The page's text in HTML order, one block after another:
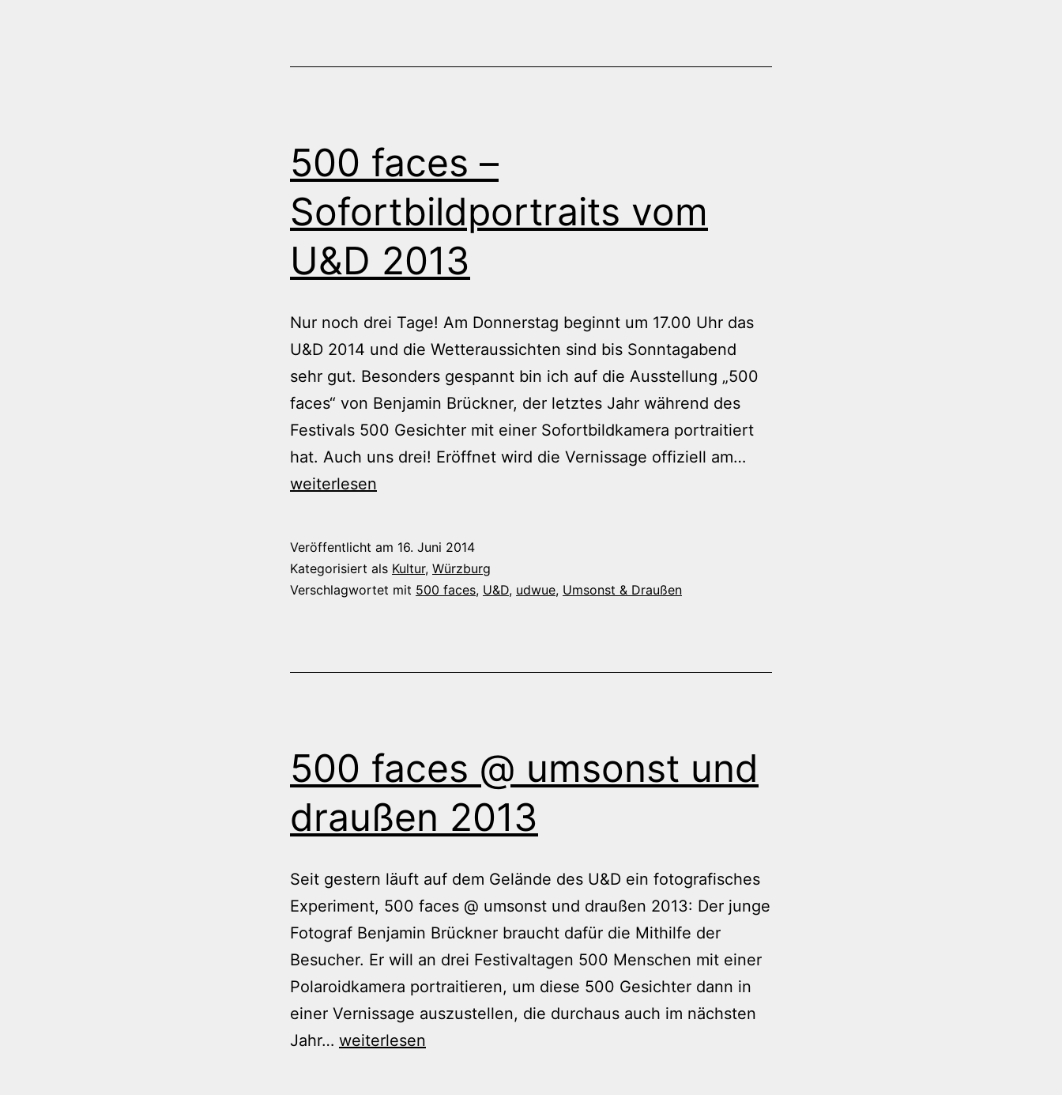
500 faces –
Sofortbildportraits vom
U&D 2013
Nur noch drei Tage! Am Donnerstag beginnt um 17.00 Uhr das
U&D 2014 und die Wetteraussichten sind bis Sonntagabend
sehr gut. Besonders gespannt bin ich auf die Ausstellung „500
faces“ von Benjamin Brückner, der letztes Jahr während des
Festivals 500 Gesichter mit einer Sofortbildkamera portraitiert
hat. Auch uns drei! Eröffnet wird die Vernissage offiziell am…
weiterlesen
Veröffentlicht am 16. Juni 2014
Kategorisiert als Kultur, Würzburg
Verschlagwortet mit 500 faces, U&D, udwue, Umsonst & Draußen
500 faces @ umsonst und
draußen 2013
Seit gestern läuft auf dem Gelände des U&D ein fotografisches
Experiment, 500 faces @ umsonst und draußen 2013: Der junge
Fotograf Benjamin Brückner braucht dafür die Mithilfe der
Besucher. Er will an drei Festivaltagen 500 Menschen mit einer
Polaroidkamera portraitieren, um diese 500 Gesichter dann in
einer Vernissage auszustellen, die durchaus auch im nächsten
Jahr… 500
weiterlesen